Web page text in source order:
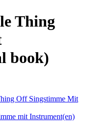
Thing
book)
Off Singstimme Mit